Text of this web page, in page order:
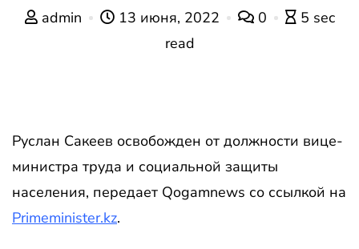
admin 13 июня, 2022 0
5 sec
read
Руслан Сакеев освобожден от должности вице-
министра труда и социальной защиты
населения, передает Qogamnews со ссылкой на
Primeminister.kz.